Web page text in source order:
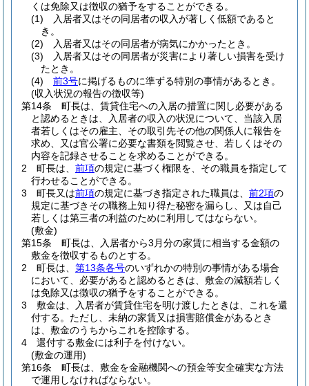
くは免除又は徴収の猶予をすることができる。
(1)
入居者又はその同居者の収入が著しく低額であると
き。
(2)
入居者又はその同居者が病気にかかったとき。
(3)
入居者又はその同居者が災害により著しい損害を受け
たとき。
(4)
前3号に掲げるものに準ずる特別の事情があるとき。
(収入状況の報告の徴収等)
第14条
町長は、賃貸住宅への入居の措置に関し必要がある
と認めるときは、入居者の収入の状況について、当該入居
者若しくはその雇主、その取引先その他の関係人に報告を
求め、又は官公署に必要な書類を閲覧させ、若しくはその
内容を記録させることを求めることができる。
2
町長は、 前項の規定に基づく権限を、その職員を指定して
行わせることができる。
3
町長又は前項の規定に基づき指定された職員は、 前2項の
規定に基づきその職務上知り得た秘密を漏らし、又は自己
若しくは第三者の利益のために利用してはならない。
(敷金)
第15条
町長は、入居者から3月分の家賃に相当する金額の
敷金を徴収するものとする。
2
町長は、 第13条各号のいずれかの特別の事情がある場合
において、必要があると認めるときは、敷金の減額若しく
は免除又は徴収の猶予をすることができる。
3
敷金は、入居者が賃貸住宅を明け渡したときは、これを還
付する。 ただし、未納の家賃又は損害賠償金があるとき
は、敷金のうちからこれを控除する。
4
還付する敷金には利子を付けない。
(敷金の運用)
第16条
町長は、敷金を金融機関への預金等安全確実な方法
で運用しなければならない。